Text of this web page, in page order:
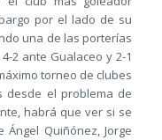
por el lado de su
una de las porterías
2 ante Gualaceo y 2-1
torneo de clubes
desde el problema de
habrá que ver si se
Quiñónez, Jorge